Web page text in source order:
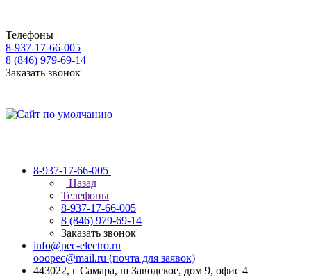
Телефоны
8-937-17-66-005
8 (846) 979-69-14
Заказать звонок
8-937-17-66-005
Назад
Телефоны
8-937-17-66-005
8 (846) 979-69-14
Заказать звонок
info@pec-electro.ru
ooopec@mail.ru (почта для заявок)
443022, г Самара, ш Заводское, дом 9, офис 4